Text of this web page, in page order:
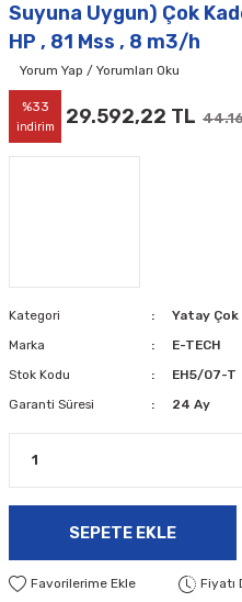
Suyuna Uygun) Çok
HP , 81 Mss , 8 m3/h
Yorum Yap / Yorumları Oku
%33
indirim 29.592,22 TL
Kategori
Yatay
Marka
E-TECH
Stok Kodu
EH5/07-T
Garanti Süresi
24 Ay
SEPETE EKLE
Fiyatı